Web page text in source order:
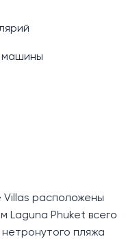
машины
расположены
Laguna Phuket всего
нетронутого пляжа